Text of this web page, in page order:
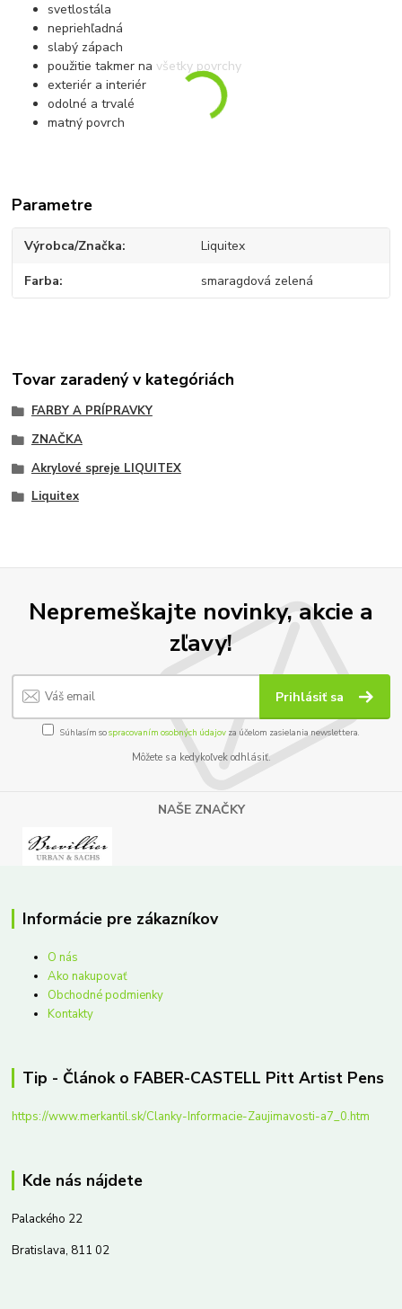
svetlostála
nepriehľadná
slabý zápach
použitie takmer na všetky povrchy
exteriér a interiér
odolné a trvalé
matný povrch
Parametre
Výrobca/Značka Liquitex
Farba smaragdová zelená
Tovar zaradený v kategóriách
FARBY A PRÍPRAVKY
ZNAČKA
Akrylové spreje LIQUITEX
Liquitex
Nepremeškajte novinky, akcie a
zľavy!
Prihlásiť sa
Súhlasím sospracovaním osobných údajov za účelom zasielania newslettera.
Môžete sa kedykoľvek odhlásiť.
NAŠE ZNAČKY
Informácie pre zákazníkov
O nás
Ako nakupovať
Obchodné podmienky
Kontakty
Tip - Článok o FABER-CASTELL Pitt Artist Pens
https://www.merkantil.sk/Clanky-Informacie-Zaujimavosti-a7_0.htm
Kde nás nájdete
Palackého 22
Bratislava, 811 02